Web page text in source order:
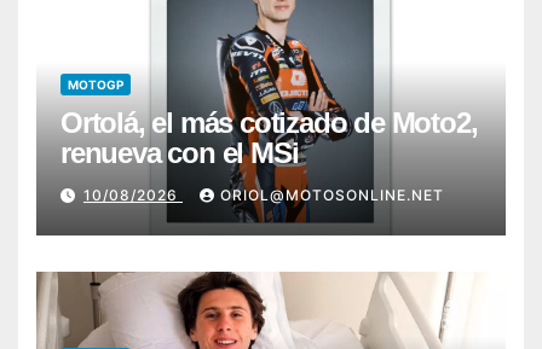
MOTOGP
Ortolá, el más cotizado de Moto2,
renueva con el MSi
10/08/2026 ORIOL@MOTOSONLINE.NET